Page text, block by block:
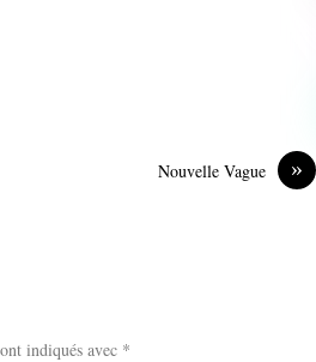
»
Nouvelle Vague
indiqués avec *